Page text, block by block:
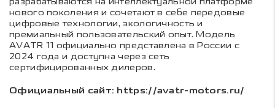
нового поколения и сочетают в себе передовые
цифровые технологии, экологичность и
премиальный пользовательский опыт. Модель
AVATR 11 официально представлена в России с
2024 года и доступна через сеть
сертифицированных дилеров.
Официальный сайт: https://avatr-motors.ru/